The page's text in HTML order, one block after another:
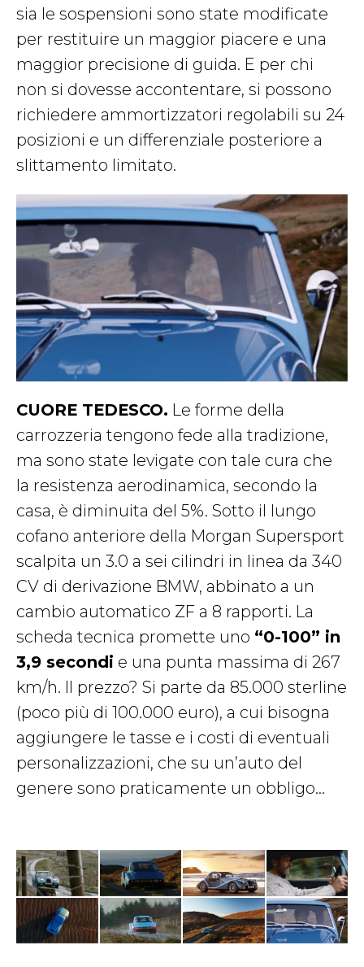
sia le sospensioni sono state modificate
per restituire un maggior piacere e una
maggior precisione di guida. E per chi
non si dovesse accontentare, si possono
richiedere ammortizzatori regolabili su 24
posizioni e un differenziale posteriore a
slittamento limitato.
CUORE TEDESCO. Le forme della
carrozzeria tengono fede alla tradizione,
ma sono state levigate con tale cura che
la resistenza aerodinamica, secondo la
casa, è diminuita del 5%. Sotto il lungo
cofano anteriore della Morgan Supersport
scalpita un 3.0 a sei cilindri in linea da 340
CV di derivazione BMW, abbinato a un
cambio automatico ZF a 8 rapporti. La
scheda tecnica promette uno “0-100” in
3,9 secondi e una punta massima di 267
km/h. Il prezzo? Si parte da 85.000 sterline
(poco più di 100.000 euro), a cui bisogna
aggiungere le tasse e i costi di eventuali
personalizzazioni, che su un’auto del
genere sono praticamente un obbligo…